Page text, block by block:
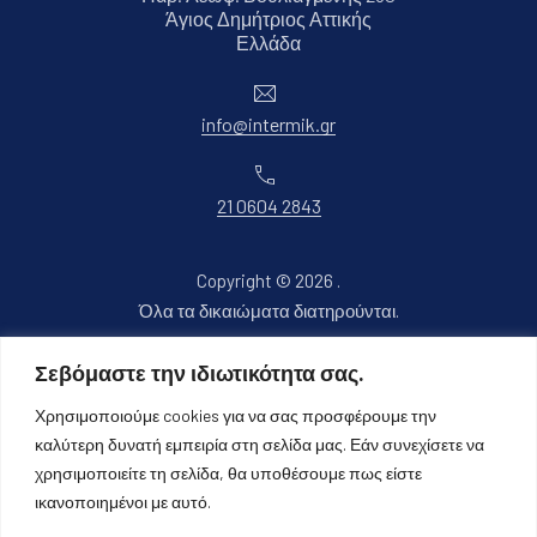
Σεβόμαστε την ιδιωτικότητα σας.
Χρησιμοποιούμε cookies για να σας προσφέρουμε την
καλύτερη δυνατή εμπειρία στη σελίδα μας. Εάν συνεχίσετε να
χρησιμοποιείτε τη σελίδα, θα υποθέσουμε πως είστε
ικανοποιημένοι με αυτό.
Άγιος Δημήτριος Αττικής
ΕλλάδαΝέο παράθυρο
info@intermik.gr
21 0604 2843
Copyright © 2026 .
Όλα τα δικαιώματα διατηρούνται.
Θέμα WordPress απόFORQYΝέο παράθυρο
Επιστροφή στην κορυφή